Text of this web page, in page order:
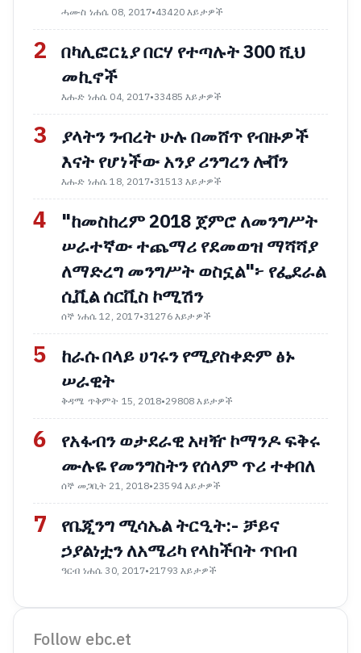
ሓሙስ ነሐሴ 08, 2017•43420 እይታዎች
2 በካሊፎርኒያ በርሃ የተጣሉት 300 ሺህ
መኪኖች
እሑድ ነሐሴ 04, 2017•33485 እይታዎች
3
ያላትን ንብረት ሁሉ በመሸጥ የብዙዎች
እናት የሆነችው አንያ ሪንግረን ሎቨን
እሑድ ነሐሴ 18, 2017•31513 እይታዎች
4
"ከመስከረም 2018 ጀምሮ ለመንግሥት
ሠራተኛው ተጨማሪ የደመወዝ ማሻሻያ
ለማድረግ መንግሥት ወስኗል"፦ የፌደራል
ሲቪል ሰርቪስ ኮሚሽን
ሰኞ ነሐሴ 12, 2017•31276 እይታዎች
5
ከራሱ በላይ ሀገሩን የሚያስቀድም ፅኑ
ሠራዊት
ቅዳሜ ጥቅምት 15, 2018•29808 እይታዎች
6
የአፋብን ወታደራዊ አዛዥ ኮማንዶ ፍቅሩ
ሙሉዬ የመንግስትን የሰላም ጥሪ ተቀበለ
ሰኞ መጋቢት 21, 2018•23594 እይታዎች
7
የቤጂንግ ሚሳኤል ትርዒት:- ቻይና
ኃያልነቷን ለአሜሪካ የላከችበት ጥበብ
ዓርብ ነሐሴ 30, 2017•21793 እይታዎች
Follow ebc.et